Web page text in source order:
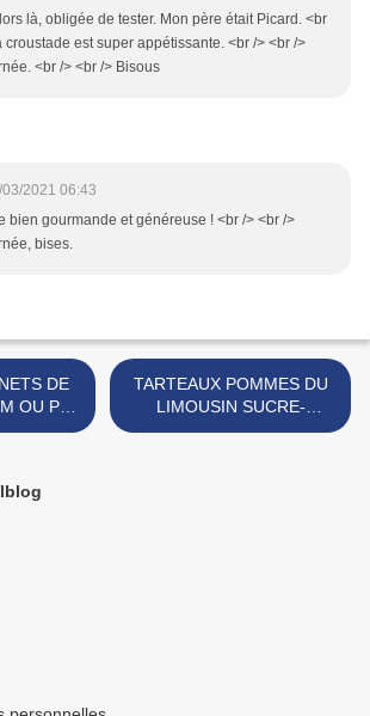
là, obligée de tester. Mon père était Picard. <br
croustade est super appétissante. <br /> <br />
<br /> <br /> Bisous
2021 06:43
bien gourmande et généreuse ! <br /> <br />
bises.
OU PAS
TARTEAUX POMMES DU
LIMOUSIN SUCRE-
CANNELLE ET PÂTE